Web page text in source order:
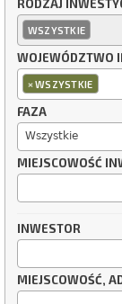
RODZAJ
WSZYSTKIE
WOJEWÓDZTWO
×WSZYSTKIE
FAZA
Wszystkie
MIEJSCOWOŚĆ
INWESTOR
MIEJSCOWOŚĆ,